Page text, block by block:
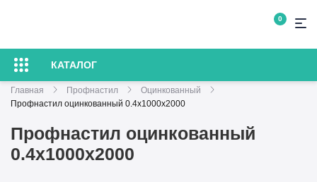
0
КАТАЛОГ
Главная Профнастил
Оцинкованный
Профнастил оцинкованный 0.4x1000x2000
Профнастил оцинкованный
0.4x1000x2000